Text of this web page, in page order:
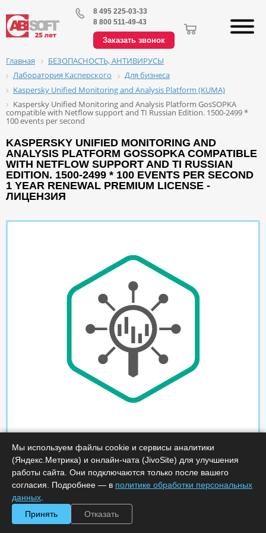
8 495 225-03-33
8 800 511-49-43
Заказать звонок
Главная
БЕЗОПАСНОСТЬ, АНТИВИРУСЫ
Лаборатория Касперского
Для бизнеса
Kaspersky Unified Monitoring and Analysis Platform (KUMA)
Kaspersky Unified Monitoring and Analysis Platform GosSOPKA
compatible with Netflow support and TI Russian Edition. 1500-2499 *
100 events per second
KASPERSKY UNIFIED MONITORING AND
ANALYSIS PLATFORM GOSSOPKA COMPATIBLE
WITH NETFLOW SUPPORT AND TI RUSSIAN
EDITION. 1500-2499 * 100 EVENTS PER SECOND
1 YEAR RENEWAL PREMIUM LICENSE -
ЛИЦЕНЗИЯ
Мы используем файлы cookie и сервисы аналитики
(Яндекс.Метрика) и онлайн-чата (JivoSite) для улучшения
работы сайта. Они подключаются только после вашего
согласия. Подробнее — в политике обработки персональных
данных
Принять
Отказать